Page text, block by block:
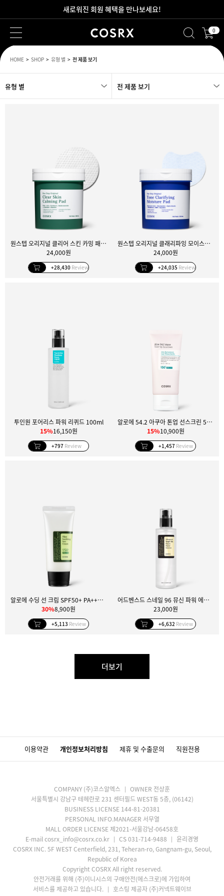
새로워진 회원 혜택을 만나보세요!
2만원 이상 무료 배송 0
HOME SHOP 유형 별 전 제품 보기
원스텝 오리지널 클리어 스킨 카밍 패드 100매
24,000원
+28,430 Review
원스텝 오리지널 클래리파잉 모이스처 패드 100매
24,000원
+24,035 Review
투인원 포어리스 파워 리퀴드 100ml
15%16,150원
+797 Review
알로에 54.2 아쿠아 톤업 선스크린 50ml
15%10,900원
+1,457 Review
알로에 수딩 선 크림 SPF50+ PA+++ 50ml
30%8,900원
+5,113 Review
어드벤스드 스네일 96 뮤신 파워 에센스 100ml
23,000원
+6,632 Review
더보기
이용약관 개인정보처리방침 제휴 및 수출문의 직원전용
COMPANY (주)코스알엑스
OWNER 전상훈
서울특별시 강남구 테헤란로 231 센터필드 WEST동 5층, (06142)
BUSINESS LICENSE 144-81-20381
PERSONAL INFO.MANAGER 서무열
MALL ORDER LICENSE 제2021-서울강남-06458호
E-mail cosrx_info@cosrx.co.kr
CS 031-714-9488
윤리경영
COSRX INC. 5F WEST Centerfield, 231, Teheran-ro, Gangnam-gu, Seoul,
Republic of Korea
Copyright COSRX All right reserved.
안전거래를 위해 (주)이니시스의 구매안전(에스크로)에 가입하여
서비스를 제공하고 있습니다.
호스팅 제공자 (주)커넥트웨이브